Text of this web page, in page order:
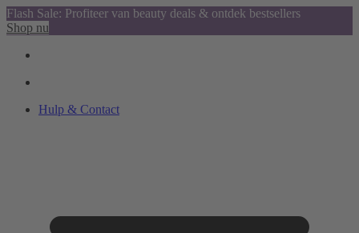
Flash Sale: Profiteer van beauty deals & ontdek bestsellers
Shop nu
Hulp & Contact